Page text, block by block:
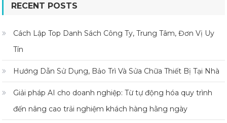
RECENT POSTS
Cách Lập Top Danh Sách Công Ty, Trung Tâm, Đơn Vị Uy
Tín
Hướng Dẫn Sử Dụng, Bảo Trì Và Sửa Chữa Thiết Bị Tại Nhà
Giải pháp AI cho doanh nghiệp: Từ tự động hóa quy trình
đến nâng cao trải nghiệm khách hàng hằng ngày